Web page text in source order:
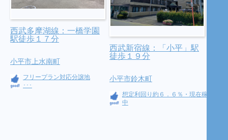
西武多摩湖線：一橋学園
駅徒歩１７分
小平市上水南町
フリープラン対応分譲地
･･･
西武新宿線：「小平」駅
徒歩１９分
小平市鈴木町
想定利回り約６．６％・現在稼働
中